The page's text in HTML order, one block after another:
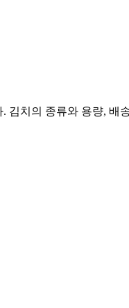
치의 종류와 용량, 배